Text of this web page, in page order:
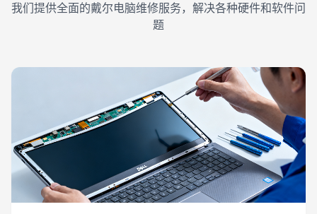
我们提供全面的戴尔电脑维修服务，解决各种硬件和软件问
题